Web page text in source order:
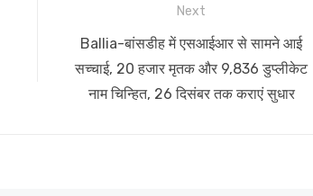
Next
Next
post:
Ballia-बांसडीह में एसआईआर से सामने आई
सच्चाई, 20 हजार मृतक और 9,836 डुप्लीकेट
नाम चिन्हित, 26 दिसंबर तक कराएं सुधार